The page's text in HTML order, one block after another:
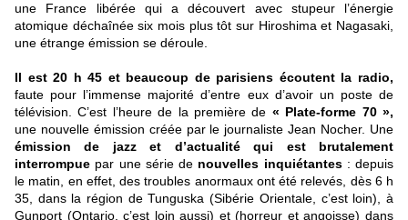
une France libérée qui a découvert avec stupeur l’énergie
atomique déchaînée six mois plus tôt sur Hiroshima et Nagasaki,
une étrange émission se déroule.
Il est 20 h 45 et beaucoup de parisiens écoutent la radio,
faute pour l’immense majorité d’entre eux d’avoir un poste de
télévision. C’est l’heure de la première de « Plate-forme 70 »,
une nouvelle émission créée par le journaliste Jean Nocher. Une
émission de jazz et d’actualité qui est brutalement
interrompue par une série de nouvelles inquiétantes: depuis
le matin, en effet, des troubles anormaux ont été relevés, dès 6 h
35, dans la région de Tunguska (Sibérie Orientale, c’est loin), à
Gunport (Ontario, c’est loin aussi) et (horreur et angoisse) dans